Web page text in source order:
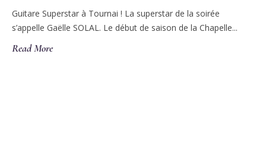
Guitare Superstar à Tournai ! La superstar de la soirée
s’appelle Gaëlle SOLAL. Le début de saison de la Chapelle...
Read More